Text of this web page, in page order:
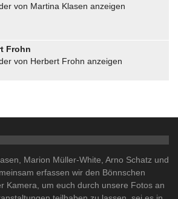
von Martina Klasen anzeigen
Frohn
von Herbert Frohn anzeigen
Marion Müller-White, Arno Schatz und
erfassen wir den Bönnschen
Kamera, um euch durch unsere Fotos an